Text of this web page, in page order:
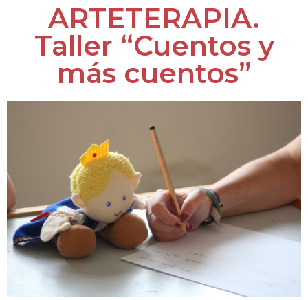
ARTETERAPIA.
Taller “Cuentos y
más cuentos”